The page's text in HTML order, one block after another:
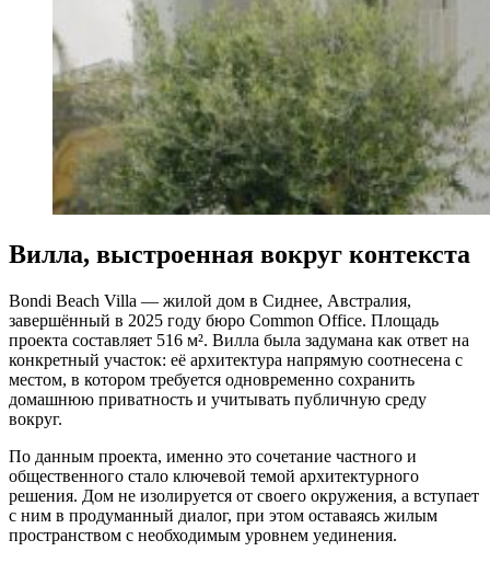
Вилла, выстроенная вокруг контекста
Bondi Beach Villa — жилой дом в Сиднее, Австралия,
завершённый в 2025 году бюро Common Office. Площадь
проекта составляет 516 м². Вилла была задумана как ответ на
конкретный участок: её архитектура напрямую соотнесена с
местом, в котором требуется одновременно сохранить
домашнюю приватность и учитывать публичную среду
вокруг.
По данным проекта, именно это сочетание частного и
общественного стало ключевой темой архитектурного
решения. Дом не изолируется от своего окружения, а вступает
с ним в продуманный диалог, при этом оставаясь жилым
пространством с необходимым уровнем уединения.